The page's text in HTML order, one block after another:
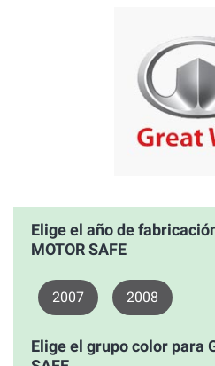
Elige el año de
MOTOR SAFE
2007 2008
Elige el grupo color para